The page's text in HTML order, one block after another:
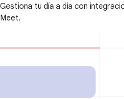
Gestiona tu día a día con
Meet.